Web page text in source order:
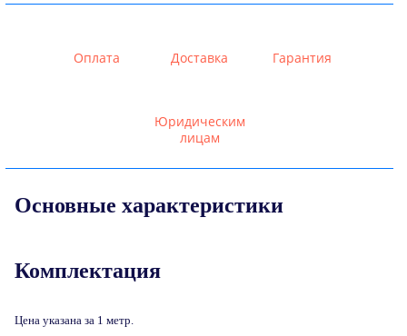
Оплата Доставка Гарантия
Юридическим
лицам
Основные характеристики
Комплектация
Цена указана за 1 метр.